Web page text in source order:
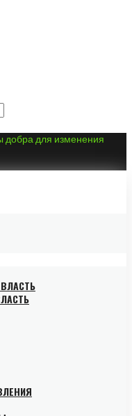
для изменения